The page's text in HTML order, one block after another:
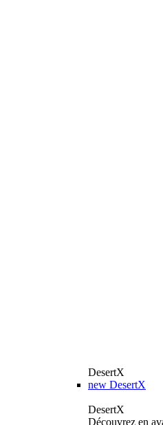
DesertX
new DesertX
DesertX
Découvrez en